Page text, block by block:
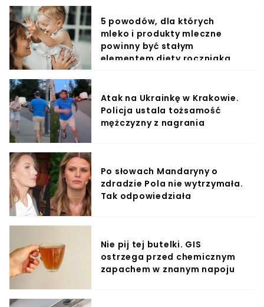
5 powodów, dla których
mleko i produkty mleczne
powinny być stałym
elementem diety roczniaka
Atak na Ukrainkę w Krakowie.
Policja ustala tożsamość
mężczyzny z nagrania
Po słowach Mandaryny o
zdradzie Pola nie wytrzymała.
Tak odpowiedziała
Nie pij tej butelki. GIS
ostrzega przed chemicznym
zapachem w znanym napoju